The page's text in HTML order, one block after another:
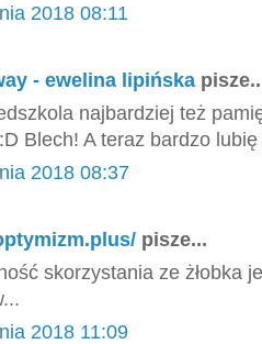
2018 08:11
- ewelina lipińska
najbardziej też
Blech! A teraz bardzo lubię
2018 08:37
pisze...
skorzystania ze żłobka
2018 11:09